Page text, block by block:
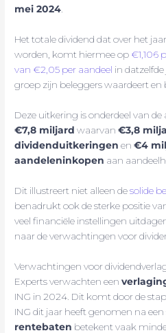
mei 2024
Het totale dividend dat over het
worden, komt hiermee op €1,106
van €2,05 per aandeel in
groep zijn beleggers waardeert en
Deze uitkering is onderdeel van de
€7,8 miljard waarvan€3,8
dividenduitkeringen en€4
aandeleninkopen aan
Dit illustreert niet alleen desolide
benadrukt ook de sterke positie
veel financiële instellingen
naar de verwachtingen voor
Verwachtingen voor
Experts verwachten een
ING in 2024. Dit komt door de
ING dit jaar heeft genomen na
rentebaten betekent vaak